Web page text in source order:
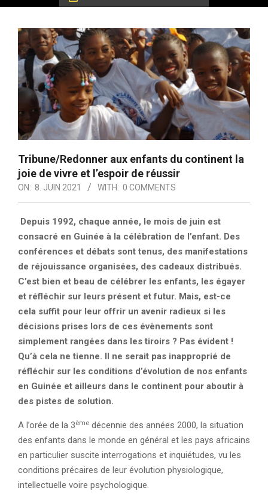
Tribune/Redonner aux enfants du continent la
joie de vivre et l’espoir de réussir
ON: 8. JUIN 2021 WITH: 0 COMMENTS
Depuis 1992, chaque année, le mois de juin est
consacré en Guinée à la célébration de l’enfant. Des
conférences et débats sont tenus, des manifestations
de réjouissance organisées, des cadeaux distribués.
C’est bien et beau de célébrer les enfants, les égayer
et réfléchir sur leurs présent et futur. Mais, est-ce
cela suffit pour leur offrir un avenir radieux si les
décisions prises lors de ces évènements sont
simplement rangées dans les tiroirs ? Pas évident !
Qu’à cela ne tienne. Il ne serait pas inapproprié de
réfléchir sur les conditions d’évolution de nos enfants
en Guinée et ailleurs dans le continent pour aboutir à
des pistes de solution.
A l’orée de la 3ème décennie des années 2000, la situation
des enfants dans le monde en général et les pays africains
en particulier suscite interrogations et inquiétudes, vu les
conditions précaires de leur évolution physiologique,
intellectuelle voire psychologique.